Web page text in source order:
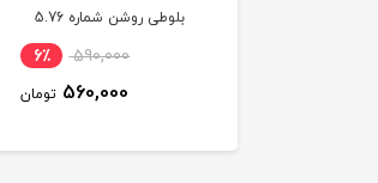
بلوطی روشن شماره 5.76
590,000 6٪
560,000 تومان